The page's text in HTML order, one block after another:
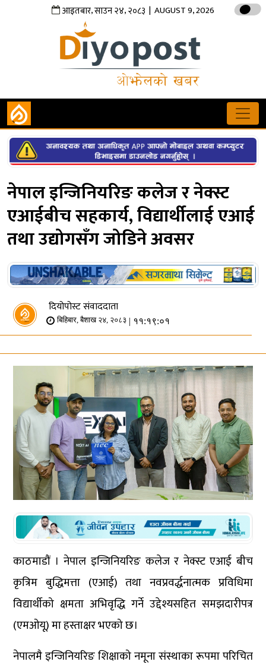
आइतबार,साउन२४,२०८३ | AUGUST 9, 2026
नेपाल इन्जिनियरिङ कलेज र नेक्स्ट
एआईबीच सहकार्य, विद्यार्थीलाई एआई
तथा उद्योगसँग जोडिने अवसर
दियोपोस्ट संवाददाता
बिहिबार, बैशाख २४, २०८३ | ११:१९:०१
काठमाडौं । नेपाल इन्जिनियरिङ कलेज र नेक्स्ट एआई बीच
कृत्रिम बुद्धिमत्ता (एआई) तथा नवप्रवर्द्धनात्मक प्रविधिमा
विद्यार्थीको क्षमता अभिवृद्धि गर्ने उद्देश्यसहित समझदारीपत्र
(एमओयू) मा हस्ताक्षर भएको छ।
नेपालमै इन्जिनियरिङ शिक्षाको नमूना संस्थाका रूपमा परिचित